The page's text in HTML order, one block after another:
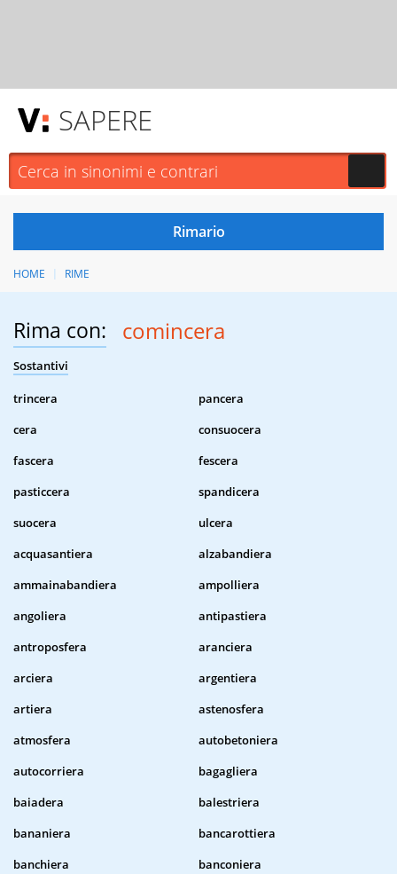
SAPERE
HOME RIME
Rima con: comincera
Sostantivi
trincera
pancera
cera
consuocera
fascera
fescera
pasticcera
spandicera
suocera
ulcera
acquasantiera
alzabandiera
ammainabandiera
ampolliera
angoliera
antipastiera
antroposfera
aranciera
arciera
argentiera
artiera
astenosfera
atmosfera
autobetoniera
autocorriera
bagagliera
baiadera
balestriera
bananiera
bancarottiera
banchiera
banconiera